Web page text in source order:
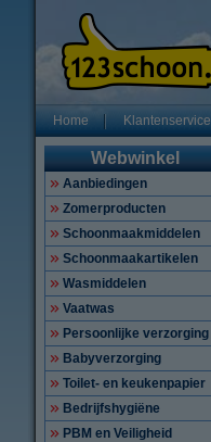
Home Klantenservice
Webwinkel
Aanbiedingen
Zomerproducten
Schoonmaakmiddelen
Schoonmaakartikelen
Wasmiddelen
Vaatwas
Persoonlijke verzorging
Babyverzorging
Toilet- en keukenpapier
Bedrijfshygiëne
PBM en Veiligheid